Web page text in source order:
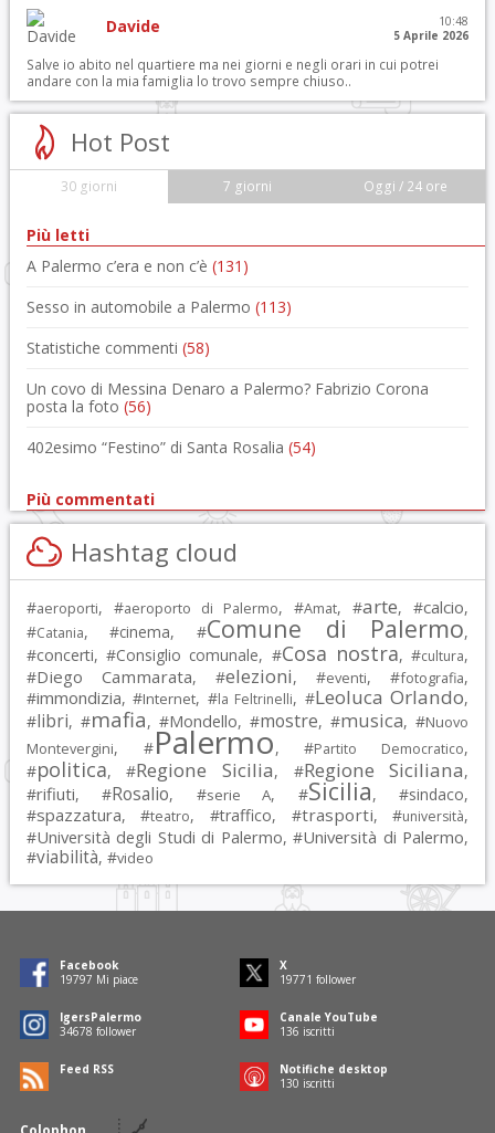
Davide
10:48
5 Aprile 2026
Salve io abito nel quartiere ma nei giorni e negli orari in cui potrei
andare con la mia famiglia lo trovo sempre chiuso..
Hot Post
30 giorni 7 giorni Oggi / 24 ore
Più letti
A Palermo c’era e non c’è (131)
Sesso in automobile a Palermo (113)
Statistiche commenti (58)
Un covo di Messina Denaro a Palermo? Fabrizio Corona
posta la foto (56)
402esimo “Festino” di Santa Rosalia (54)
Più commentati
Hashtag cloud
#aeroporti, #aeroporto di Palermo, #Amat, #arte, #calcio,
#Catania, #cinema, #Comune di Palermo,
#concerti, #Consiglio comunale, #Cosa nostra, #cultura,
#Diego Cammarata, #elezioni, #eventi, #fotografia,
#immondizia, #Internet, #la Feltrinelli, #Leoluca Orlando,
#libri, #mafia, #Mondello, #mostre, #musica, #Nuovo
Montevergini, #Palermo, #Partito Democratico,
#politica, #Regione Sicilia, #Regione Siciliana,
#rifiuti, #Rosalio, #serie A, #Sicilia, #sindaco,
#spazzatura, #teatro, #traffico, #trasporti, #università,
#Università degli Studi di Palermo, #Università di Palermo,
#viabilità, #video
Facebook
19797 Mi piace
X
19771 follower
IgersPalermo
34678 follower
Canale YouTube
136 iscritti
Feed RSS
Notifiche desktop
130 iscritti